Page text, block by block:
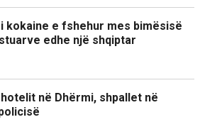
kokaine e fshehur mes bimësisë
edhe një shqiptar
në Dhërmi, shpallet në